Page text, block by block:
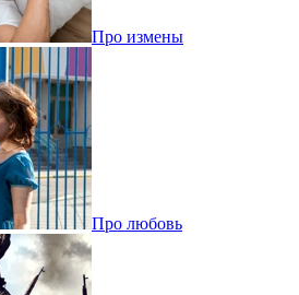
Про измены
Про любовь